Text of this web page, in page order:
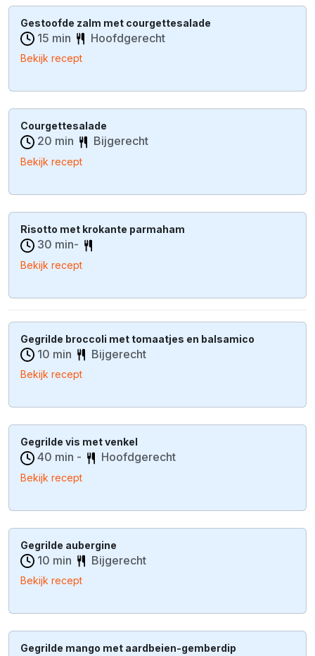
Gestoofde zalm met courgettesalade
15 min Hoofdgerecht
Bekijk recept
Courgettesalade
20 min Bijgerecht
Bekijk recept
Risotto met krokante parmaham
30 min-
Bekijk recept
Gegrilde broccoli met tomaatjes en balsamico
10 min Bijgerecht
Bekijk recept
Gegrilde vis met venkel
40 min - Hoofdgerecht
Bekijk recept
Gegrilde aubergine
10 min Bijgerecht
Bekijk recept
Gegrilde mango met aardbeien-gemberdip